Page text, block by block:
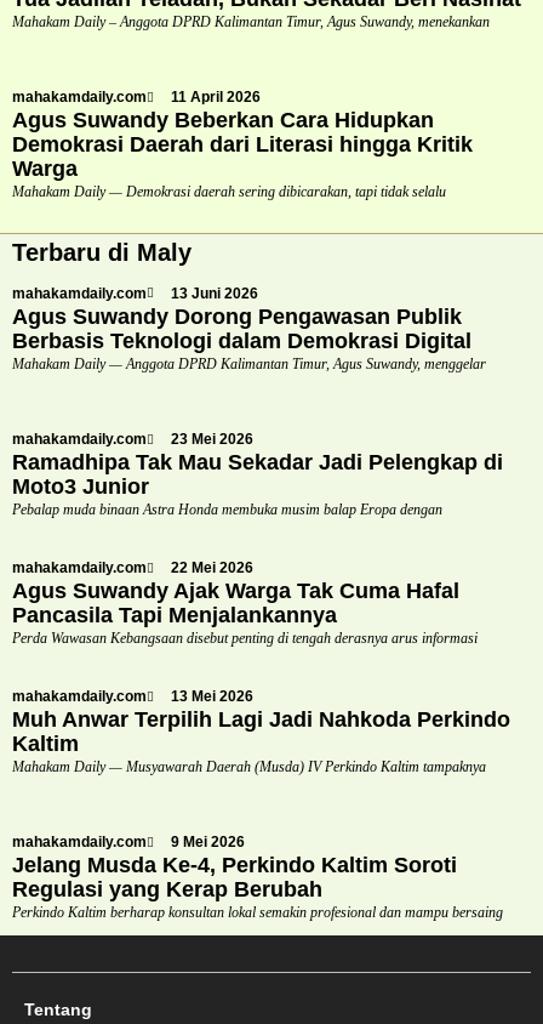
Mahakam Daily – Anggota DPRD Kalimantan Timur, Agus Suwandy, menekankan
mahakamdaily.com 11 April 2026
Agus Suwandy Beberkan Cara Hidupkan
Demokrasi Daerah dari Literasi hingga Kritik
Warga
Mahakam Daily — Demokrasi daerah sering dibicarakan, tapi tidak selalu
Terbaru di Maly
mahakamdaily.com 13 Juni 2026
Agus Suwandy Dorong Pengawasan Publik
Berbasis Teknologi dalam Demokrasi Digital
Mahakam Daily — Anggota DPRD Kalimantan Timur, Agus Suwandy, menggelar
mahakamdaily.com 23 Mei 2026
Ramadhipa Tak Mau Sekadar Jadi Pelengkap di
Moto3 Junior
Pebalap muda binaan Astra Honda membuka musim balap Eropa dengan
mahakamdaily.com 22 Mei 2026
Agus Suwandy Ajak Warga Tak Cuma Hafal
Pancasila Tapi Menjalankannya
Perda Wawasan Kebangsaan disebut penting di tengah derasnya arus informasi
mahakamdaily.com 13 Mei 2026
Muh Anwar Terpilih Lagi Jadi Nahkoda Perkindo
Kaltim
Mahakam Daily — Musyawarah Daerah (Musda) IV Perkindo Kaltim tampaknya
mahakamdaily.com 9 Mei 2026
Jelang Musda Ke-4, Perkindo Kaltim Soroti
Regulasi yang Kerap Berubah
Perkindo Kaltim berharap konsultan lokal semakin profesional dan mampu bersaing
Tentang